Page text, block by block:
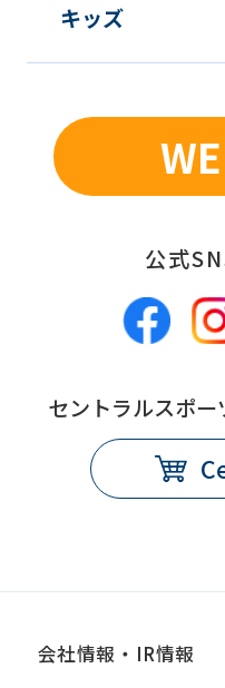
キッズ
公式
セントラルスポ
会社情報・IR情報